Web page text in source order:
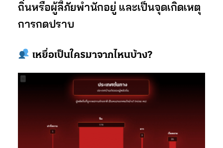
ถิ่นหรือผู้ลี้ภัยพำนักอยู่ และเป็นจุดเกิดเหตุ
การกดปราบ
เหยื่อเป็นใครมาจากไหนบ้าง?